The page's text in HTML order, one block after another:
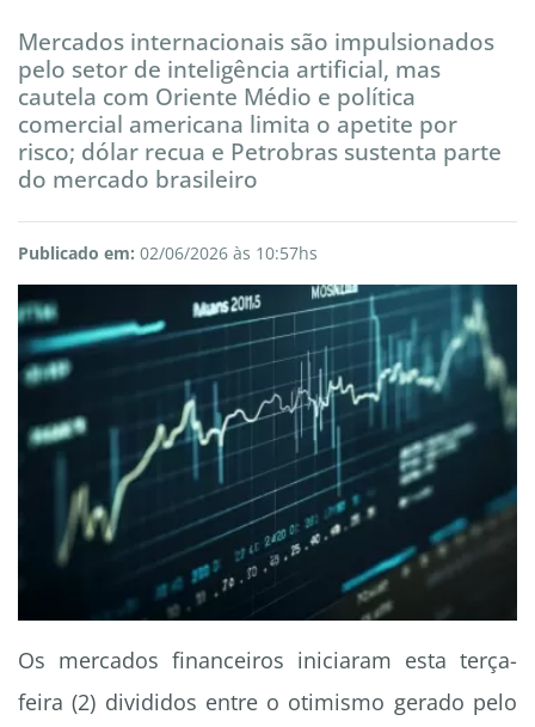
Mercados internacionais são impulsionados
pelo setor de inteligência artificial, mas
cautela com Oriente Médio e política
comercial americana limita o apetite por
risco; dólar recua e Petrobras sustenta parte
do mercado brasileiro
Publicado em: 02/06/2026 às 10:57hs
Os mercados financeiros iniciaram esta terça-
feira (2) divididos entre o otimismo gerado pelo